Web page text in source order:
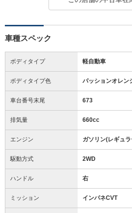
車種スペック
ボディタイプ 軽自動車
ボディタイプ色 パッションオレン
車台番号末尾 673
排気量 660cc
エンジン ガソリン(レギュ
駆動方式 2WD
ハンドル 右
ミッション インパネCVT